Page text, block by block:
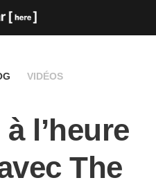
VIDÉOS
l’heure
The